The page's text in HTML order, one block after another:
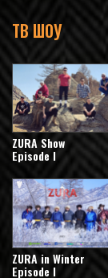
ТВ ШОУ
ZURA Show
Episode I
ZURA in Winter
Episode I